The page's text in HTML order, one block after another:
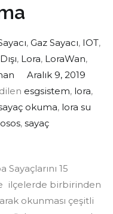
, Gaz Sayacı, IOT,
, Lora, LoraWan,
Aralık 9, 2019
esgsistem, lora,
okuma, lora su
osos, sayaç
15
ilçelerde birbirinden
okunması çeşitli